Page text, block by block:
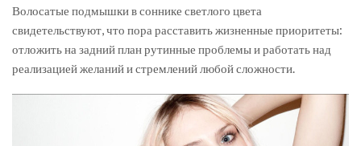
Волосатые подмышки в соннике светлого цвета
свидетельствуют, что пора расставить жизненные приоритеты:
отложить на задний план рутинные проблемы и работать над
реализацией желаний и стремлений любой сложности.